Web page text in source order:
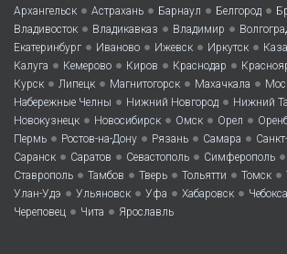
Архангельск • Астрахань • Барнаул • Белгород •
Владивосток • Владикавказ • Владимир •
Екатеринбург • Иваново • Ижевск • Иркутск •
Калуга • Кемерово • Киров • Краснодар •
Курск • Липецк • Магнитогорск • Махачкала •
Набережные Челны • Нижний Новгород • Нижний
Новокузнецк • Новосибирск • Омск • Орел •
Пермь • Ростов-на-Дону • Рязань • Самара •
Саранск • Саратов • Севастополь • Симферополь •
Ставрополь • Тамбов • Тверь • Тольятти • Томск •
Улан-Удэ • Ульяновск • Уфа • Хабаровск •
Череповец • Чита • Ярославль